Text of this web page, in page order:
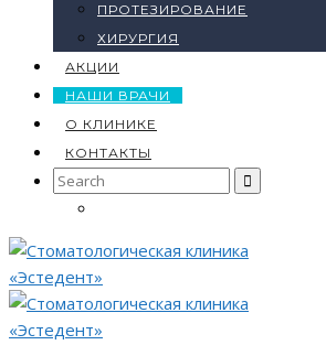
ПРОТЕЗИРОВАНИЕ
ХИРУРГИЯ
АКЦИИ
НАШИ ВРАЧИ
О КЛИНИКЕ
КОНТАКТЫ
Search